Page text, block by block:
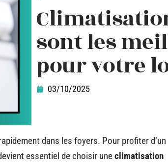
sont les
pour votre
03/10/2025
dans les foyers. Pour profiter d’un
essentiel de choisir uneclimatisation